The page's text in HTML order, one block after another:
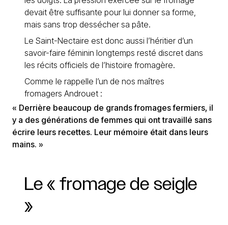
devait être suffisante pour lui donner sa forme,
mais sans trop dessécher sa pâte.
Le Saint-Nectaire est donc aussi l’héritier d’un
savoir-faire féminin longtemps resté discret dans
les récits officiels de l’histoire fromagère.
Comme le rappelle l’un de nos maîtres
fromagers Androuet :
« Derrière beaucoup de grands fromages fermiers, il
y a des générations de femmes qui ont travaillé sans
écrire leurs recettes. Leur mémoire était dans leurs
mains. »
Le« fromage de seigle
»